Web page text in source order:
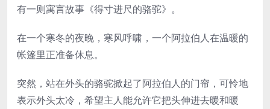
有一则寓言故事《得寸进尺的骆驼》。
在一个寒冬的夜晚，寒风呼啸，一个阿拉伯人在温暖的
帐篷里正准备休息。
突然，站在外头的骆驼掀起了阿拉伯人的门帘，可怜地
表示外头太冷，希望主人能允许它把头伸进去暖和暖